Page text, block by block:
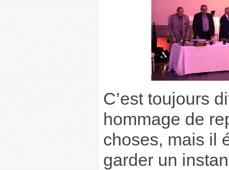
C’est toujours
hommage de
choses, mais il
garder un